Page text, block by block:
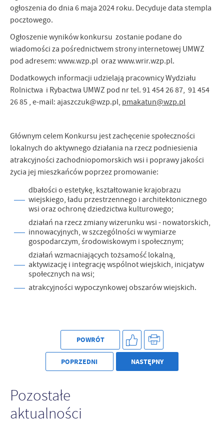
ogłoszenia do dnia 6 maja 2024 roku. Decyduje data stempla
pocztowego.
Ogłoszenie wyników konkursu zostanie podane do
wiadomości za pośrednictwem strony internetowej UMWZ
pod adresem: www.wzp.pl oraz www.wrir.wzp.pl.
Dodatkowych informacji udzielają pracownicy Wydziału
Rolnictwa i Rybactwa UMWZ pod nr tel. 91 454 26 87, 91 454
26 85 , e-mail: ajaszczuk@wzp.pl, pmakatun@wzp.pl
Głównym celem Konkursu jest zachęcenie społeczności
lokalnych do aktywnego działania na rzecz podniesienia
atrakcyjności zachodniopomorskich wsi i poprawy jakości
życia jej mieszkańców poprzez promowanie:
dbałości o estetykę, kształtowanie krajobrazu
wiejskiego, ładu przestrzennego i architektonicznego
wsi oraz ochronę dziedzictwa kulturowego;
działań na rzecz zmiany wizerunku wsi - nowatorskich,
innowacyjnych, w szczególności w wymiarze
gospodarczym, środowiskowym i społecznym;
działań wzmacniających tożsamość lokalną,
aktywizację i integrację wspólnot wiejskich, inicjatyw
społecznych na wsi;
atrakcyjności wypoczynkowej obszarów wiejskich.
POWRÓT
POPRZEDNI NASTĘPNY
Pozostałe
aktualności